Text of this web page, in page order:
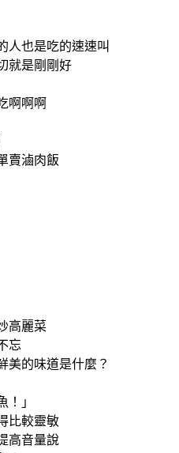
人也是吃的速速叫
就是剛剛好
啊啊啊
賣滷肉飯
高麗菜
忘
美的味道是什麼？
！」
比較靈敏
高音量說